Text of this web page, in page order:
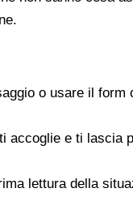
o usare il
accoglie e ti lascia
lettura della